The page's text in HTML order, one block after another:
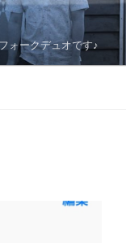
ォークデュオです♪